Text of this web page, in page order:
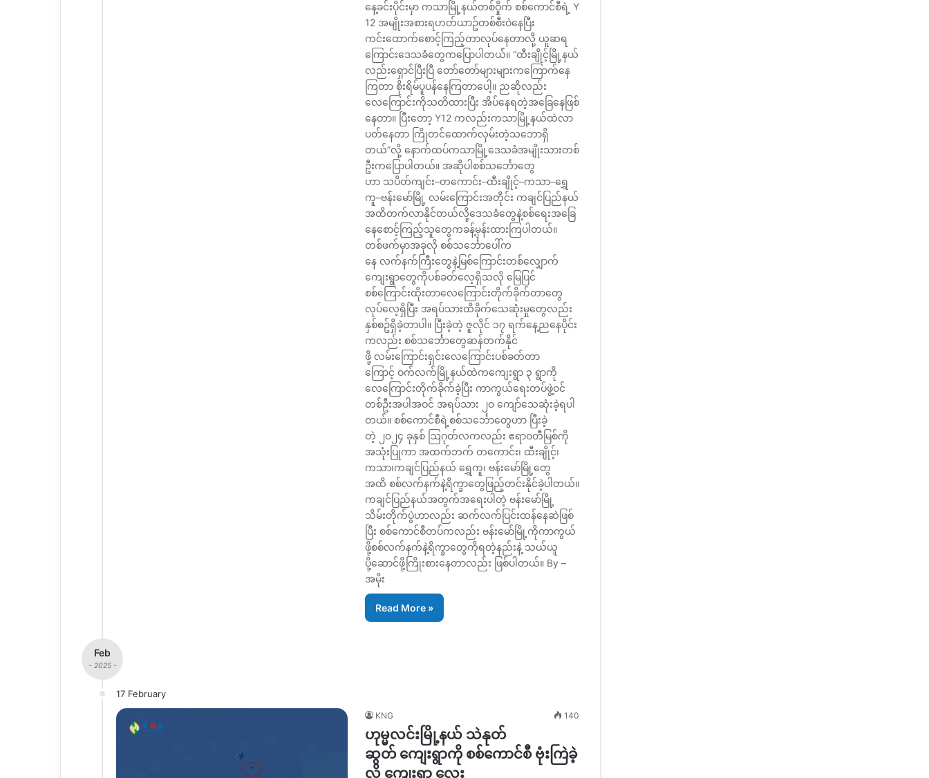
နေ့ခင်းပိုင်းမှာ ကသာမြို့နယ်တစ်ဝှိုက် စစ်ကောင်စီရဲ့ Y
12 အမျိုးအစားရဟတ်ယာဥ်တစ်စီးဝဲနေပြီး
ကင်းထောက်စောင့်ကြည့်တာလုပ်နေတာလို့ ယူဆရ
ကြောင်းဒေသခံတွေကပြောပါတယ််။ “ထီးချိုင့်မြို့နယ်
လည်းရှောင်ပြီးပြီ တော်တော်များများကကြောက်နေ
ကြတာ စိုးရိမ်ပူပန်နေကြတာပေါ့။ ညဆိုလည်း
လေကြောင်းကိုသတိထားပြီး အိပ်နေရတဲ့အခြေနေဖြစ်
နေတာ။ ပြီးတော့ Y12 ကလည်းကသာမြို့နယ်ထဲလာ
ပတ်နေတာ ကြိုတင်ထောက်လှမ်းတဲ့သဘောရှိ
တယ်”လို့ နောက်ထပ်ကသာမြို့ဒေသခံအမျိုးသားတစ်
ဦးကပြောပါတယ်။ အဆိုပါစစ်သင်္ဘောတွေ
ဟာ သပိတ်ကျင်း–တကောင်း–ထီးချိုင့်–ကသာ–ရွှေ
ကူ–ဗန်းမော်မြို့ လမ်းကြောင်းအတိုင်း ကချင်ပြည်နယ်
အထိတက်လာနိုင်တယ်လို့ဒေသခံတွေနဲ့စစ်ရေးအခြေ
နေစောင့်ကြည့်သူတွေကခန့်မှန်းထားကြပါတယ်။
တစ်ဖက်မှာအခုလို စစ်သင်္ဘောပေါ်က
နေ လက်နက်ကြီးတွေနဲ့မြစ်ကြောင်းတစ်လျှောက်
ကျေးရွာတွေကိုပစ်ခတ်လေ့ရှိသလို မြေပြင်
စစ်ကြောင်းထိုးတာလေကြောင်းတိုက်ခိုက်တာတွေ
လုပ်လေ့ရှိပြီး အရပ်သားထိခိုက်သေဆုံးမှုတွေလည်း
နှစ်စဥ်ရှိခဲ့တာပါ။ ပြီးခဲ့တဲ့ ဇူလိုင် ၁၇ ရက်နေ့ညနေပိုင်း
ကလည်း စစ်သင်္ဘောတွေဆန်တက်နိုင်
ဖို့ လမ်းကြောင်းရှင်းလေကြောင်းပစ်ခတ်တာ
ကြောင့် ဝက်လက်မြို့နယ်ထဲကကျေးရွာ ၃ ရွာကို
လေကြောင်းတိုက်ခိုက်ခဲ့ပြီး ကာကွယ်ရေးတပ်ဖွဲ့ဝင်
တစ်ဦးအပါအဝင် အရပ်သား ၂၀ ကျော်သေဆုံးခဲ့ရပါ
တယ်။ စစ်ကောင်စီရဲ့စစ်သင်္ဘောတွေဟာ ပြီးခဲ့
တဲ့ ၂၀၂၄ ခုနှစ် ဩဂုတ်လကလည်း ဧရာဝတီမြစ်ကို
အသုံးပြုကာ အထက်ဘက် တကောင်း၊ ထီးချိုင့်၊
ကသာ၊ကချင်ပြည်နယ် ရွှေကူ၊ ဗန်းမော်မြို့တွေ
အထိ စစ်လက်နက်နဲ့ရိက္ခာတွေဖြည့်တင်းနိုင်ခဲ့ပါတယ်။
ကချင်ပြည်နယ်အတွက်အရေးပါတဲ့ ဗန်းမော်မြို့
သိမ်းတိုက်ပွဲဟာလည်း ဆက်လက်ပြင်းထန်နေဆဲဖြစ်
ပြီး စစ်ကောင်စီတပ်ကလည်း ဗန်းမော်မြို့ကိုကာကွယ်
ဖို့စစ်လက်နက်နဲ့ရိက္ခာတွေကိုရတဲ့နည်းနဲ့ သယ်ယူ
ပို့ဆောင်ဖို့ကြိုးစားနေတာလည်း ဖြစ်ပါတယ်။ By –
အမိုး
Read More »
Feb
- 2025 -
17 February
KNG 140
ဟုမ္မလင်းမြို့နယ် သဲနုတ်
ဆွတ် ကျေးရွာကို စစ်ကောင်စီ ဗုံးကြဲခဲ့
လို့ ကျေးရွာ လေး